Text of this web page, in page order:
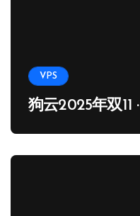
VPS
狗云2025年双11